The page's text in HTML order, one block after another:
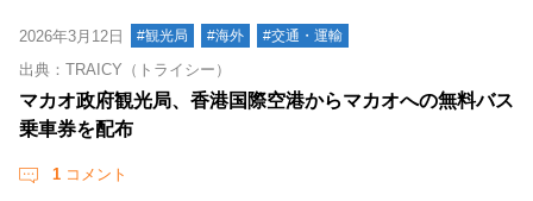
2026年3月12日 #観光局 #海外 #交通・運輸
出典：TRAICY（トライシー）
マカオ政府観光局、香港国際空港からマカオへの無料バス
乗車券を配布
1 コメント